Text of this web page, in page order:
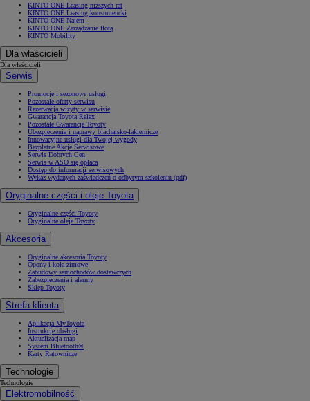
KINTO ONE Leasing niższych rat
KINTO ONE Leasing konsumencki
KINTO ONE Najem
KINTO ONE Zarządzanie flotą
KINTO Mobility
Dla właścicieli
Dla właścicieli
Serwis
Promocje i sezonowe usługi
Pozostałe oferty serwisu
Rezerwacja wizyty w serwisie
Gwarancja Toyota Relax
Pozostałe Gwarancje Toyoty
Ubezpieczenia i naprawy blacharsko-lakiernicze
Innowacyjne usługi dla Twojej wygody
Bezpłatne Akcje Serwisowe
Serwis Dobrych Cen
Serwis w ASO się opłaca
Dostęp do informacji serwisowych
Wykaz wydanych zaświadczeń o odbytym szkoleniu (pdf)
Oryginalne części i oleje Toyota
Oryginalne części Toyoty
Oryginalne oleje Toyoty
Akcesoria
Oryginalne akcesoria Toyoty
Opony i koła zimowe
Zabudowy samochodów dostawczych
Zabezpieczenia i alarmy
Sklep Toyoty
Strefa klienta
Aplikacja MyToyota
Instrukcje obsługi
Aktualizacja map
System Bluetooth®
Karty Ratownicze
Technologie
Technologie
Elektromobilność